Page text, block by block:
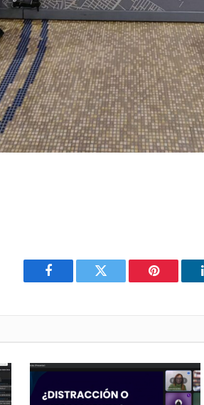
Facebook Twitter Pinterest